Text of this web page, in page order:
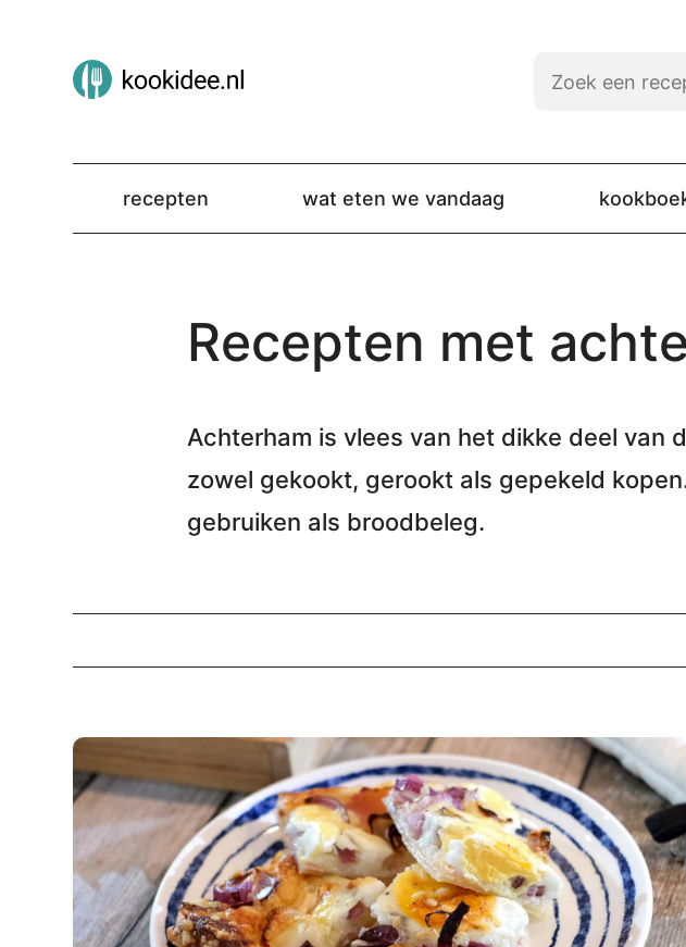
recepten wat eten we vandaag
Recepten met
Achterham is vlees van het dikke deel van
zowel gekookt, gerookt als gepekeld
gebruiken als broodbeleg.